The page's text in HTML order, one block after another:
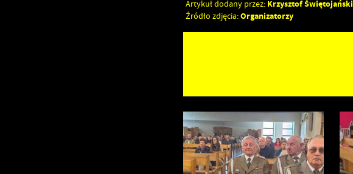
Artykuł dodany przez: Krzysztof Świętojański
Źródło zdjęcia:Organizatorzy